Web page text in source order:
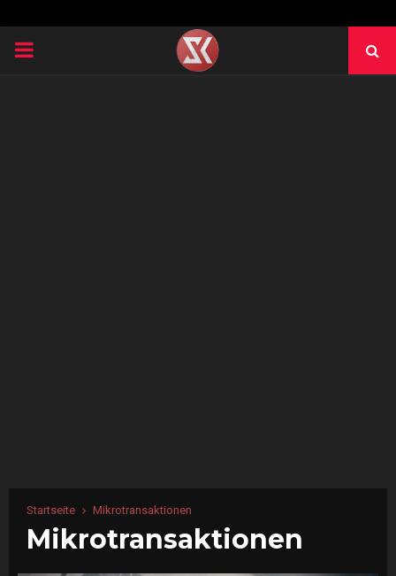
PRIMARY
Startseite Mikrotransaktionen
Mikrotransaktionen